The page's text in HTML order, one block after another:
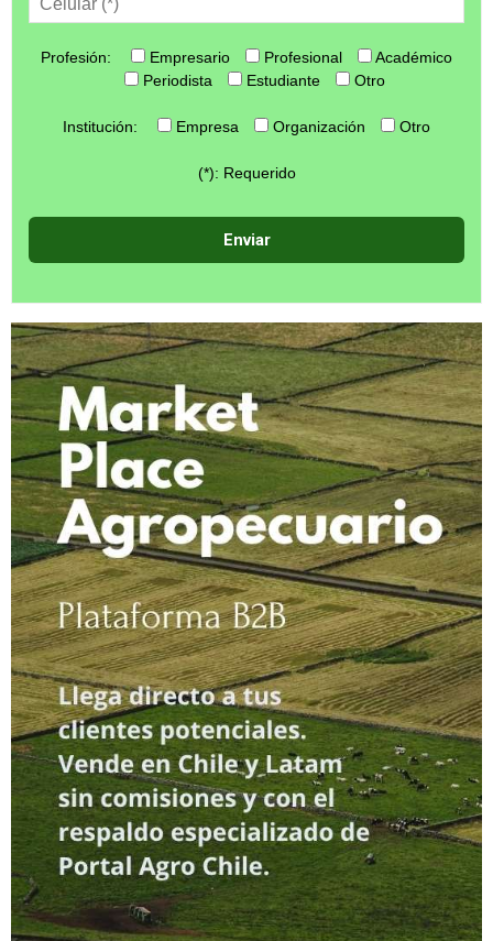
Profesión: Empresario Profesional
Académico
Periodista
Estudiante Otro
Institución: Empresa Organización Otro
(*): Requerido